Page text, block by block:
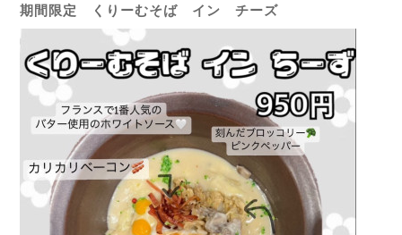
期間限定 くりーむそば イン チーズ